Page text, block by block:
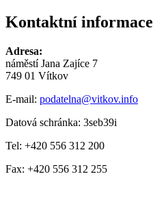
Kontaktní informace
Adresa:
náměstí Jana Zajíce 7
749 01 Vítkov
E-mail: podatelna@vitkov.info
Datová schránka: 3seb39i
Tel: +420 556 312 200
Fax: +420 556 312 255